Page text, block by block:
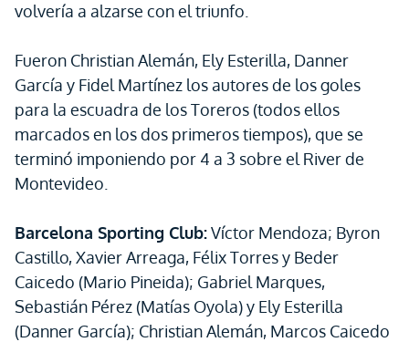
volvería a alzarse con el triunfo.
Fueron Christian Alemán, Ely Esterilla, Danner
García y Fidel Martínez los autores de los goles
para la escuadra de los Toreros (todos ellos
marcados en los dos primeros tiempos), que se
terminó imponiendo por 4 a 3 sobre el River de
Montevideo.
Barcelona Sporting Club:Víctor Mendoza; Byron
Castillo, Xavier Arreaga, Félix Torres y Beder
Caicedo (Mario Pineida); Gabriel Marques,
Sebastián Pérez (Matías Oyola) y Ely Esterilla
(Danner García); Christian Alemán, Marcos Caicedo